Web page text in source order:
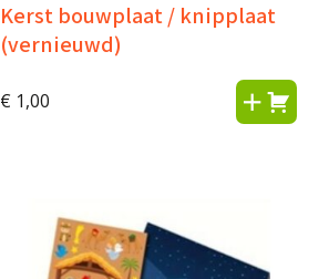
Kerst bouwplaat / knipplaat
(vernieuwd)
€ 1,00